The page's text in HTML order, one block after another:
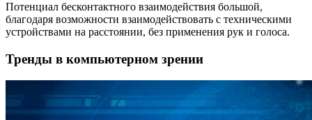
Потенциал бесконтактного взаимодействия большой,
благодаря возможности взаимодействовать с техническими
устройствами на расстоянии, без применения рук и голоса.
Тренды в компьютерном зрении